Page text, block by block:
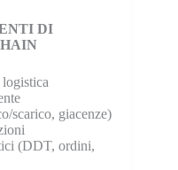
DI
scarico, giacenze)
(DDT, ordini,